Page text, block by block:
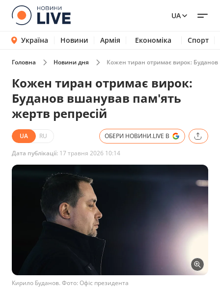
UA
Україна Новини Армія Економіка Спорт
Головна Новини дня Кожен тиран отримає вирок:
Кожен тиран отримає вирок:
Буданов вшанував пам'ять
жертв репресій
UA RU ОБЕРИ НОВИНИ.LIVE В
Дата публікації: 17 травня 2026 10:14
Кирило Буданов. Фото: Офіс президента